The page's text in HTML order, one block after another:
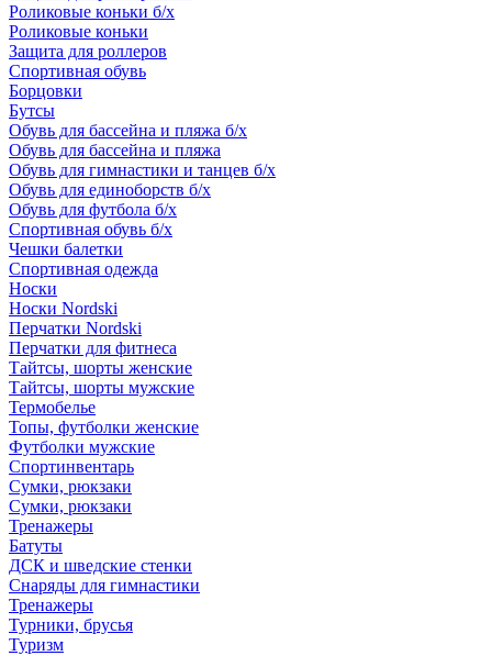
Роликовые коньки б/х
Роликовые коньки
Защита для роллеров
Спортивная обувь
Борцовки
Бутсы
Обувь для бассейна и пляжа б/х
Обувь для бассейна и пляжа
Обувь для гимнастики и танцев б/х
Обувь для единоборств б/х
Обувь для футбола б/х
Спортивная обувь б/х
Чешки балетки
Спортивная одежда
Носки
Носки Nordski
Перчатки Nordski
Перчатки для фитнеса
Тайтсы, шорты женские
Тайтсы, шорты мужские
Термобелье
Топы, футболки женские
Футболки мужские
Спортинвентарь
Сумки, рюкзаки
Сумки, рюкзаки
Тренажеры
Батуты
ДСК и шведские стенки
Снаряды для гимнастики
Тренажеры
Турники, брусья
Туризм